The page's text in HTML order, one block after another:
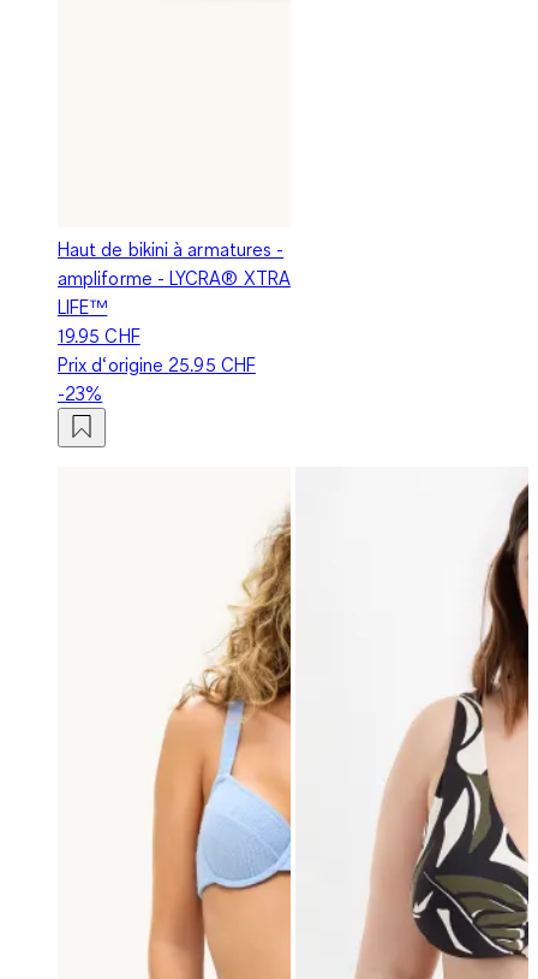
Haut de bikini à armatures -
ampliforme - LYCRA® XTRA
LIFE™
19.95 CHF
Prix d‘origine 25.95 CHF
-23%